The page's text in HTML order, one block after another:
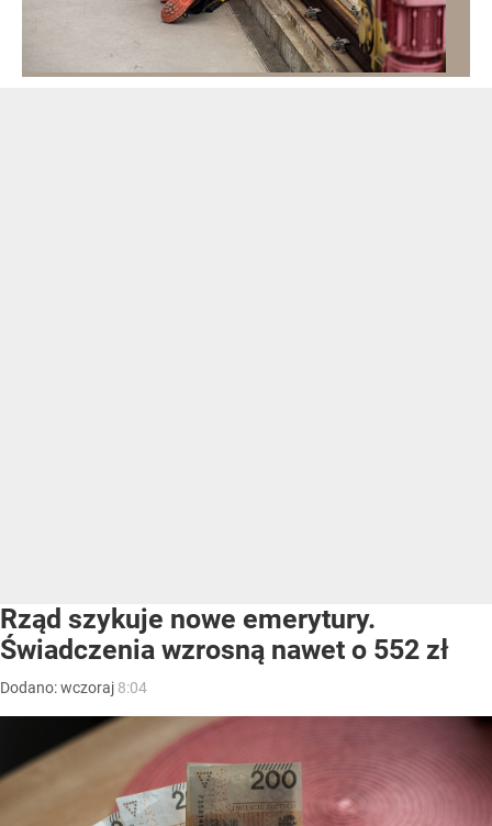
Rząd szykuje nowe emerytury.
Świadczenia wzrosną nawet o 552 zł
Dodano:wczoraj 8:04